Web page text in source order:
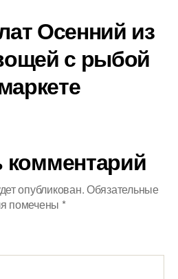
Осенний из
с рыбой
комментарий
опубликован.Обязательные
помечены *